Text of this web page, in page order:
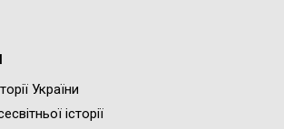
України
історії